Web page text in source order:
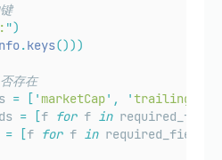
")
.keys()))
存在
= [ 'marketCap' , 'trailingPE
= [f for f in
= [f for f in required_fields